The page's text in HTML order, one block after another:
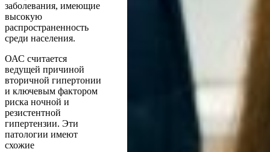
заболевания, имеющие
высокую
распространенность
среди населения.
ОАС считается
ведущей причиной
вторичной гипертонии
и ключевым фактором
риска ночной и
резистентной
гипертензии. Эти
патологии имеют
схожие